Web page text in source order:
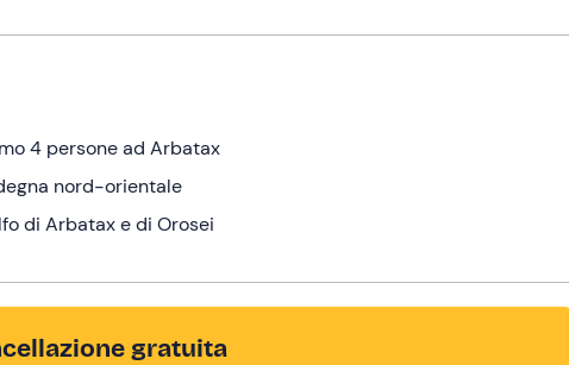
4 persone ad Arbatax
nord-orientale
di Arbatax e di Orosei
gratuita